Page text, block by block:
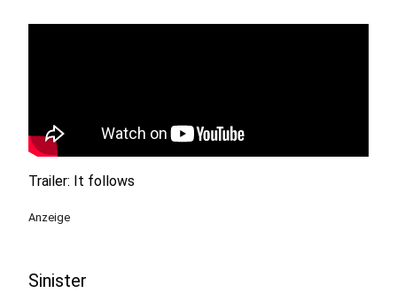
Trailer: It follows
Anzeige
Sinister